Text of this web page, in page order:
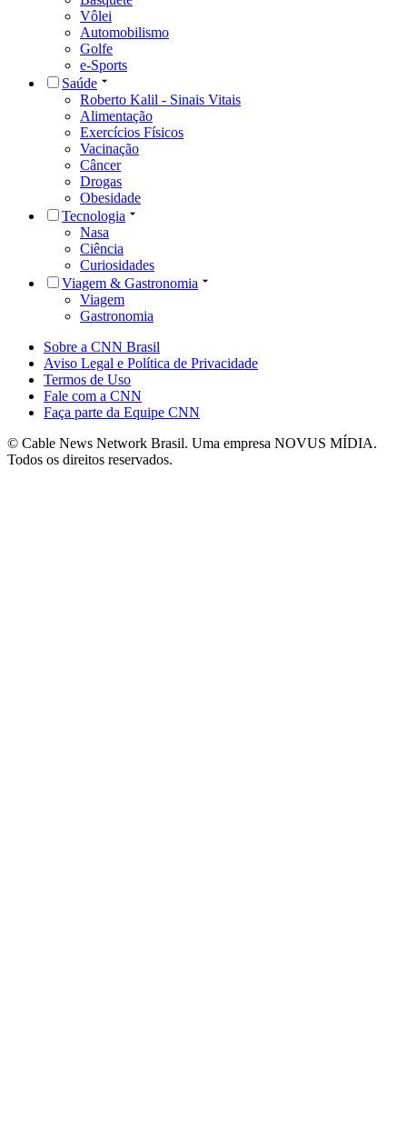
Vôlei
Automobilismo
Golfe
e-Sports
Saúde
Roberto Kalil - Sinais Vitais
Alimentação
Exercícios Físicos
Vacinação
Câncer
Drogas
Obesidade
Tecnologia
Nasa
Ciência
Curiosidades
Viagem & Gastronomia
Viagem
Gastronomia
Sobre a CNN Brasil
Aviso Legal e Política de Privacidade
Termos de Uso
Fale com a CNN
Faça parte da Equipe CNN
© Cable News Network Brasil. Uma empresa NOVUS MÍDIA.
Todos os direitos reservados.